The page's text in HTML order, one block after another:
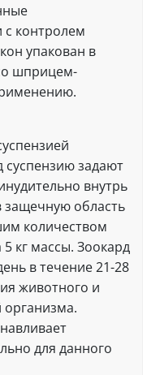
контролем
упакован в
шприцем-
суспензию задают
внутрь
область
количеством
кг массы. Зоокард
в течение 21-28
животного и
организма.
для данного